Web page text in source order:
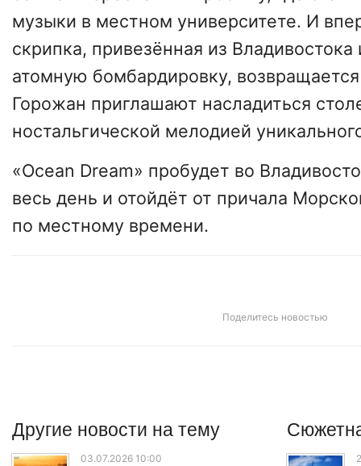
музыки в местном университете. И
скрипка, привезённая из
атомную бомбардировку,
Горожан приглашают насладиться
ностальгической мелодией
«Ocean Dream» пробудет во
весь день и отойдёт от причала
по местному времени.
Поделитесь новостью
Другие новости на тему
03.07.2026 10:00